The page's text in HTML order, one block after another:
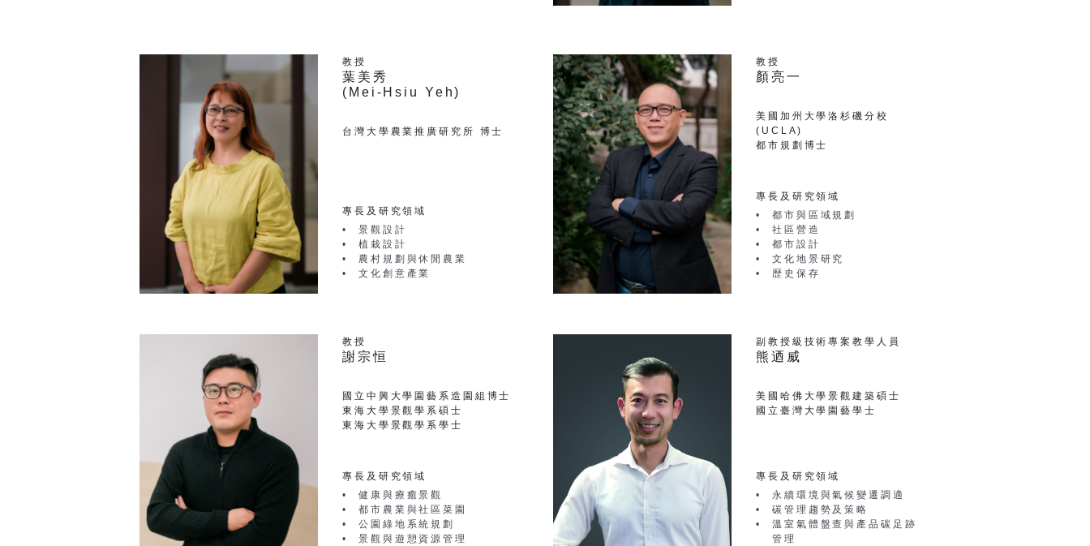
教授
葉美秀
(Mei-Hsiu Yeh)
台灣大學農業推廣研究所 博士
專長及研究領域
景觀設計
植栽設計
農村規劃與休閒農業
文化創意產業
教授
顏亮一
美國加州大學洛杉磯分校
(UCLA)
都市規劃博士
專長及研究領域
都市與區域規劃
社區營造
都市設計
文化地景研究
歴史保存
教授
謝宗恒
國立中興大學園藝系造園組博士
東海大學景觀學系碩士
東海大學景觀學系學士
專長及研究領域
健康與療癒景觀
都市農業與社區菜園
公園綠地系統規劃
景觀與遊憩資源管理
副教授級技術專案教學人員
熊迺威
美國哈佛⼤學景觀建築碩⼠
國⽴臺灣⼤學園藝學⼠
專長及研究領域
永續環境與氣候變遷調適
碳管理趨勢及策略
溫室氣體盤查與產品碳⾜跡
管理